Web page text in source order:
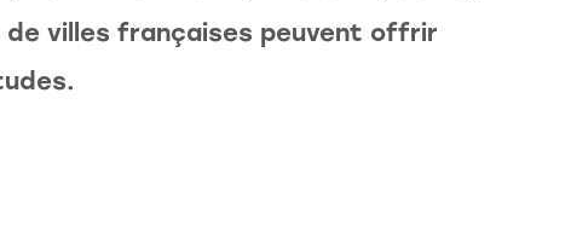
villes françaises peuvent offrir